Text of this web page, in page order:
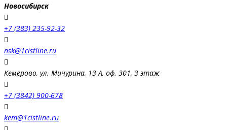
Новосибирск
+7 (383) 235-92-32
nsk@1cistline.ru
Кемерово, ул. Мичурина, 13 А, оф. 301, 3 этаж
+7 (3842) 900-678
kem@1cistline.ru